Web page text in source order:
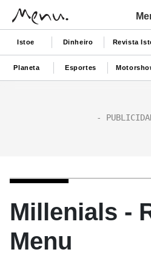
Istoe Dinheiro Revista
Planeta Esportes
Millenials -
Menu